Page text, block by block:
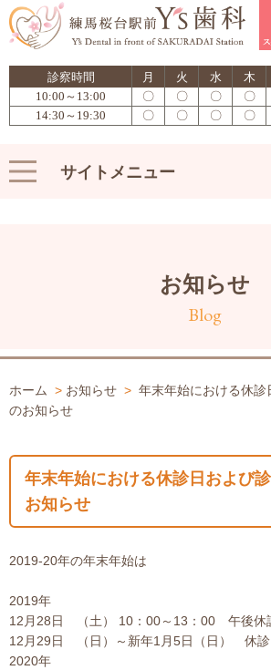
診察時間 月 火 水 木
10:00～13:00
〇 〇 〇 〇
14:30～19:30
〇 〇 〇 〇
サイトメニュー
お知らせ
Blog
ホーム > お知らせ > 年末年始における休
のお知らせ
年末年始における休診日および
お知らせ
2019-20年の年末年始は
2019年
12月28日 （土） 10：00～13：00 午後休
12月29日 （日）～新年1月5日（日） 休診
2020年